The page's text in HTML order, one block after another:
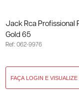
Jack Rca Profissional
Gold 65
Ref: 062-9976